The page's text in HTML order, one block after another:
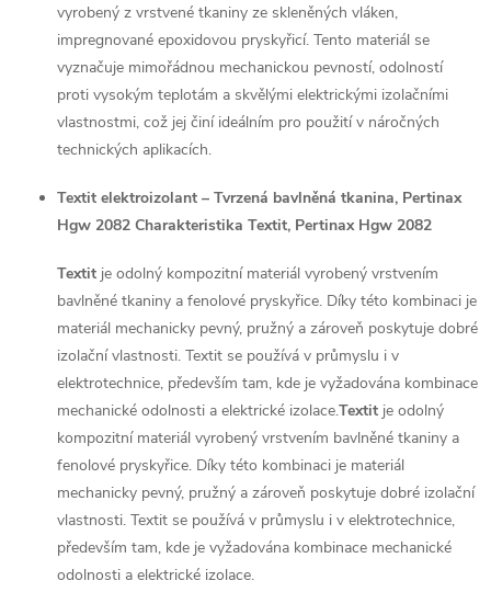
vyrobený z vrstvené tkaniny ze skleněných vláken,
impregnované epoxidovou pryskyřicí. Tento materiál se
vyznačuje mimořádnou mechanickou pevností, odolností
proti vysokým teplotám a skvělými elektrickými izolačními
vlastnostmi, což jej činí ideálním pro použití v náročných
technických aplikacích.
Textit elektroizolant – Tvrzená bavlněná tkanina, Pertinax
Hgw 2082 Charakteristika Textit, Pertinax Hgw 2082
Textit je odolný kompozitní materiál vyrobený vrstvením
bavlněné tkaniny a fenolové pryskyřice. Díky této kombinaci je
materiál mechanicky pevný, pružný a zároveň poskytuje dobré
izolační vlastnosti. Textit se používá v průmyslu i v
elektrotechnice, především tam, kde je vyžadována kombinace
mechanické odolnosti a elektrické izolace.Textit je odolný
kompozitní materiál vyrobený vrstvením bavlněné tkaniny a
fenolové pryskyřice. Díky této kombinaci je materiál
mechanicky pevný, pružný a zároveň poskytuje dobré izolační
vlastnosti. Textit se používá v průmyslu i v elektrotechnice,
především tam, kde je vyžadována kombinace mechanické
odolnosti a elektrické izolace.